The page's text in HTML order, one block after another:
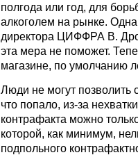
полгода или год, для
алкоголем на рынке.
директора ЦИФФРА В.
эта мера не поможет.
магазине, по умолчанию
Люди не могут позволить
что попало, из-за
контрафакта можно
которой, как минимум,
подпольного